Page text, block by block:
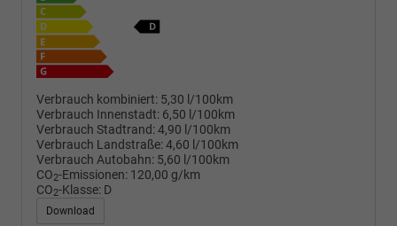
Verbrauch kombiniert: 5,30 l/100km
Verbrauch Innenstadt: 6,50 l/100km
Verbrauch Stadtrand:4,90 l/100km
Verbrauch Landstraße:4,60 l/100km
Verbrauch Autobahn: 5,60 l/100km
CO2-Emissionen: 120,00 g/km
CO2-Klasse: D
Download